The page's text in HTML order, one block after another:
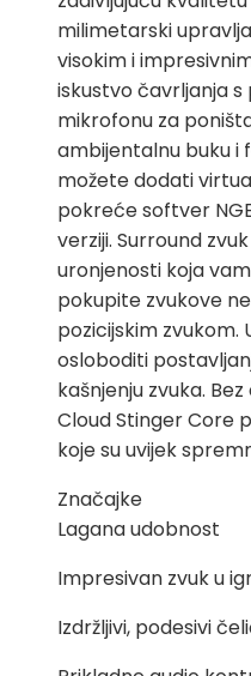
milimetarski
visokim i
iskustvo čavrljanja
mikrofonu za
ambijentalnu buku i
možete dodati
pokreće softver
verziji. Surround
uronjenosti koja
pokupite zvukove
pozicijskim zvukom.
osloboditi
kašnjenju zvuka.
Cloud Stinger Core
koje su uvijek
Značajke
Lagana udobnost
Impresivan zvuk u
Izdržljivi, podesivi